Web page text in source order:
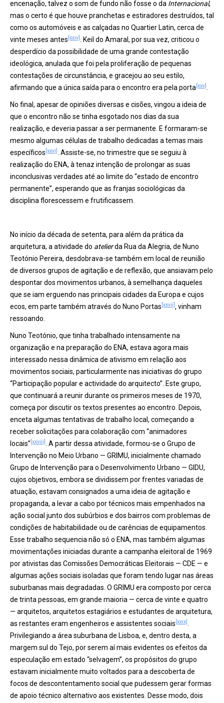
encenação, talvez o som de fundo não fosse o da Internacional,
mas o certo é que houve pranchetas e estiradores destruídos, tal
como os automóveis e as calçadas no Quartier Latin, cerca de
vinte meses antes [xxiv]
. Keil do Amaral, por sua vez, criticou o
desperdício da possibilidade de uma grande contestação
ideológica, anulada que foi pela proliferação de pequenas
contestações de circunstância, e gracejou ao seu estilo,
afirmando que a única saída para o encontro era pela porta [xxv]
No final, apesar de opiniões diversas e cisões, vingou a ideia de
que o encontro não se tinha esgotado nos dias da sua
realização, e deveria passar a ser permanente. E formaram-se
mesmo algumas células de trabalho dedicadas a temas mais
específicos [xxvi]
. Assiste-se, no trimestre que se seguiu à
realização do ENA, à tenaz intenção de prolongar as suas
inconclusivas verdades até ao limite do “estado de encontro
permanente”, esperando que as franjas sociológicas da
disciplina florescessem e frutificassem.
No início da década de setenta, para além da prática da
arquitetura, a atividade do atelierda Rua da Alegria, de Nuno
Teotónio Pereira, desdobrava-se também em local de reunião
de diversos grupos de agitação e de reflexão, que ansiavam pelo
despontar dos movimentos urbanos, à semelhança daqueles
que se iam erguendo nas principais cidades da Europa e cujos
ecos, em parte também através do Nuno Portas [xxvii], vinham
ressoando.
Nuno Teotónio, que tinha trabalhado intensamente na
organização e na preparação do ENA, estava agora mais
interessado nessa dinâmica de ativismo em relação aos
movimentos sociais, particularmente nas iniciativas do grupo
“Participação popular e actividade do arquitecto”. Este grupo,
que continuará a reunir durante os primeiros meses de 1970,
começa por discutir os textos presentes ao encontro. Depois,
enceta algumas tentativas de trabalho local, começando a
receber solicitações para colaboração com “animadores
locais” [xxviii]
. A partir dessa atividade, formou-se o Grupo de
Intervenção no Meio Urbano — GRIMU, inicialmente chamado
Grupo de Intervenção para o Desenvolvimento Urbano — GIDU,
cujos objetivos, embora se dividissem por frentes variadas de
atuação, estavam consignados a uma ideia de agitação e
propaganda, a levar a cabo por técnicos mais empenhados na
ação social junto dos subúrbios e dos bairros com problemas de
condições de habitabilidade ou de carências de equipamentos.
Esse trabalho sequencia não só o ENA, mas também algumas
movimentações iniciadas durante a campanha eleitoral de 1969
por ativistas das Comissões Democráticas Eleitorais — CDE — e
algumas ações sociais isoladas que foram tendo lugar nas áreas
suburbanas mais degradadas. O GRIMU era composto por cerca
de trinta pessoas, em grande maioria — cerca de vinte e quatro
— arquitetos, arquitetos estagiários e estudantes de arquitetura,
as restantes eram engenheiros e assistentes sociais [xxix]
Privilegiando a área suburbana de Lisboa, e, dentro desta, a
margem sul do Tejo, por serem aí mais evidentes os efeitos da
especulação em estado “selvagem”, os propósitos do grupo
estavam inicialmente muito voltados para a descoberta de
focos de descontentamento social que pudessem gerar formas
de apoio técnico alternativo aos existentes. Desse modo, dois